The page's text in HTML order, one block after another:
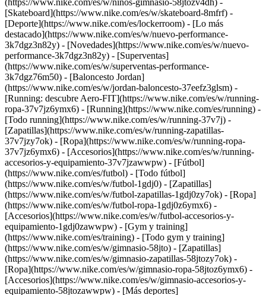
(https://www.nike.com/es/w/ninos-gimnasio-58jtozv4dh) -
[Skateboard](https://www.nike.com/es/w/skateboard-8mfrf) -
[Deporte](https://www.nike.com/es/lockerroom) - [Lo más
destacado](https://www.nike.com/es/w/nuevo-performance-
3k7dgz3n82y) - [Novedades](https://www.nike.com/es/w/nuevo-
performance-3k7dgz3n82y) - [Superventas]
(https://www.nike.com/es/w/superventas-performance-
3k7dgz76m50) - [Baloncesto Jordan]
(https://www.nike.com/es/w/jordan-baloncesto-37eefz3glsm) -
[Running: descubre Aero-FIT](https://www.nike.com/es/w/running-
ropa-37v7jz6ymx6) - [Running](https://www.nike.com/es/running) -
[Todo running](https://www.nike.com/es/w/running-37v7j) -
[Zapatillas](https://www.nike.com/es/w/running-zapatillas-
37v7jzy7ok) - [Ropa](https://www.nike.com/es/w/running-ropa-
37v7jz6ymx6) - [Accesorios](https://www.nike.com/es/w/running-
accesorios-y-equipamiento-37v7jzawwpw) - [Fútbol]
(https://www.nike.com/es/futbol) - [Todo fútbol]
(https://www.nike.com/es/w/futbol-1gdj0) - [Zapatillas]
(https://www.nike.com/es/w/futbol-zapatillas-1gdj0zy7ok) - [Ropa]
(https://www.nike.com/es/w/futbol-ropa-1gdj0z6ymx6) -
[Accesorios](https://www.nike.com/es/w/futbol-accesorios-y-
equipamiento-1gdj0zawwpw) - [Gym y training]
(https://www.nike.com/es/training) - [Todo gym y training]
(https://www.nike.com/es/w/gimnasio-58jto) - [Zapatillas]
(https://www.nike.com/es/w/gimnasio-zapatillas-58jtozy7ok) -
[Ropa](https://www.nike.com/es/w/gimnasio-ropa-58jtoz6ymx6) -
[Accesorios](https://www.nike.com/es/w/gimnasio-accesorios-y-
equipamiento-58jtozawwpw) - [Más deportes]